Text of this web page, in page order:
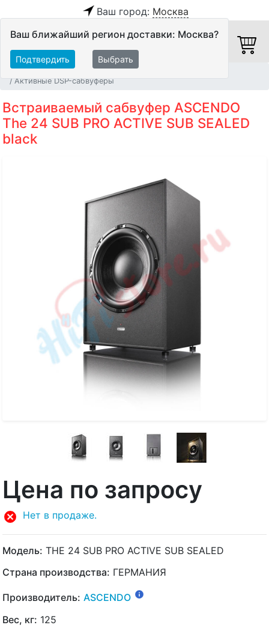
Ваш город: Москва
Ваш ближайший регион доставки: Москва?
Подтвердить Выбрать
Активные DSP-сабвуферы
Встраиваемый сабвуфер ASCENDO
The 24 SUB PRO ACTIVE SUB SEALED
black
Цена по запросу
Нет в продаже.
Модель: THE 24 SUB PRO ACTIVE SUB SEALED
Страна производства: ГЕРМАНИЯ
Производитель: ASCENDO
Вес, кг: 125